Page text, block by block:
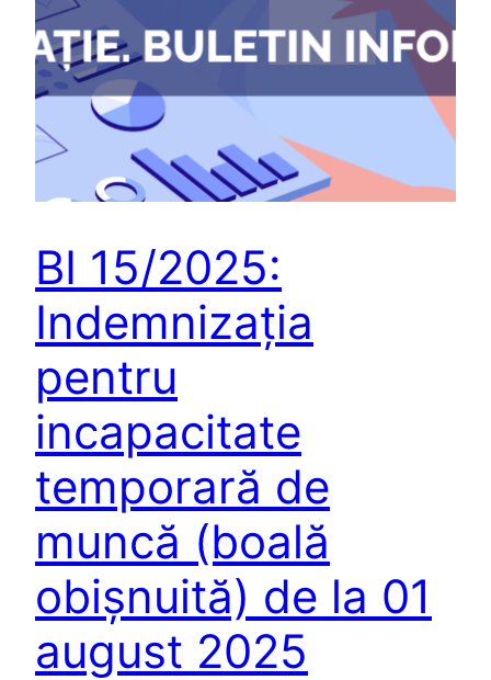
BI 15/2025:
Indemnizația
pentru
incapacitate
temporară de
muncă (boală
obișnuită) de la 01
august 2025